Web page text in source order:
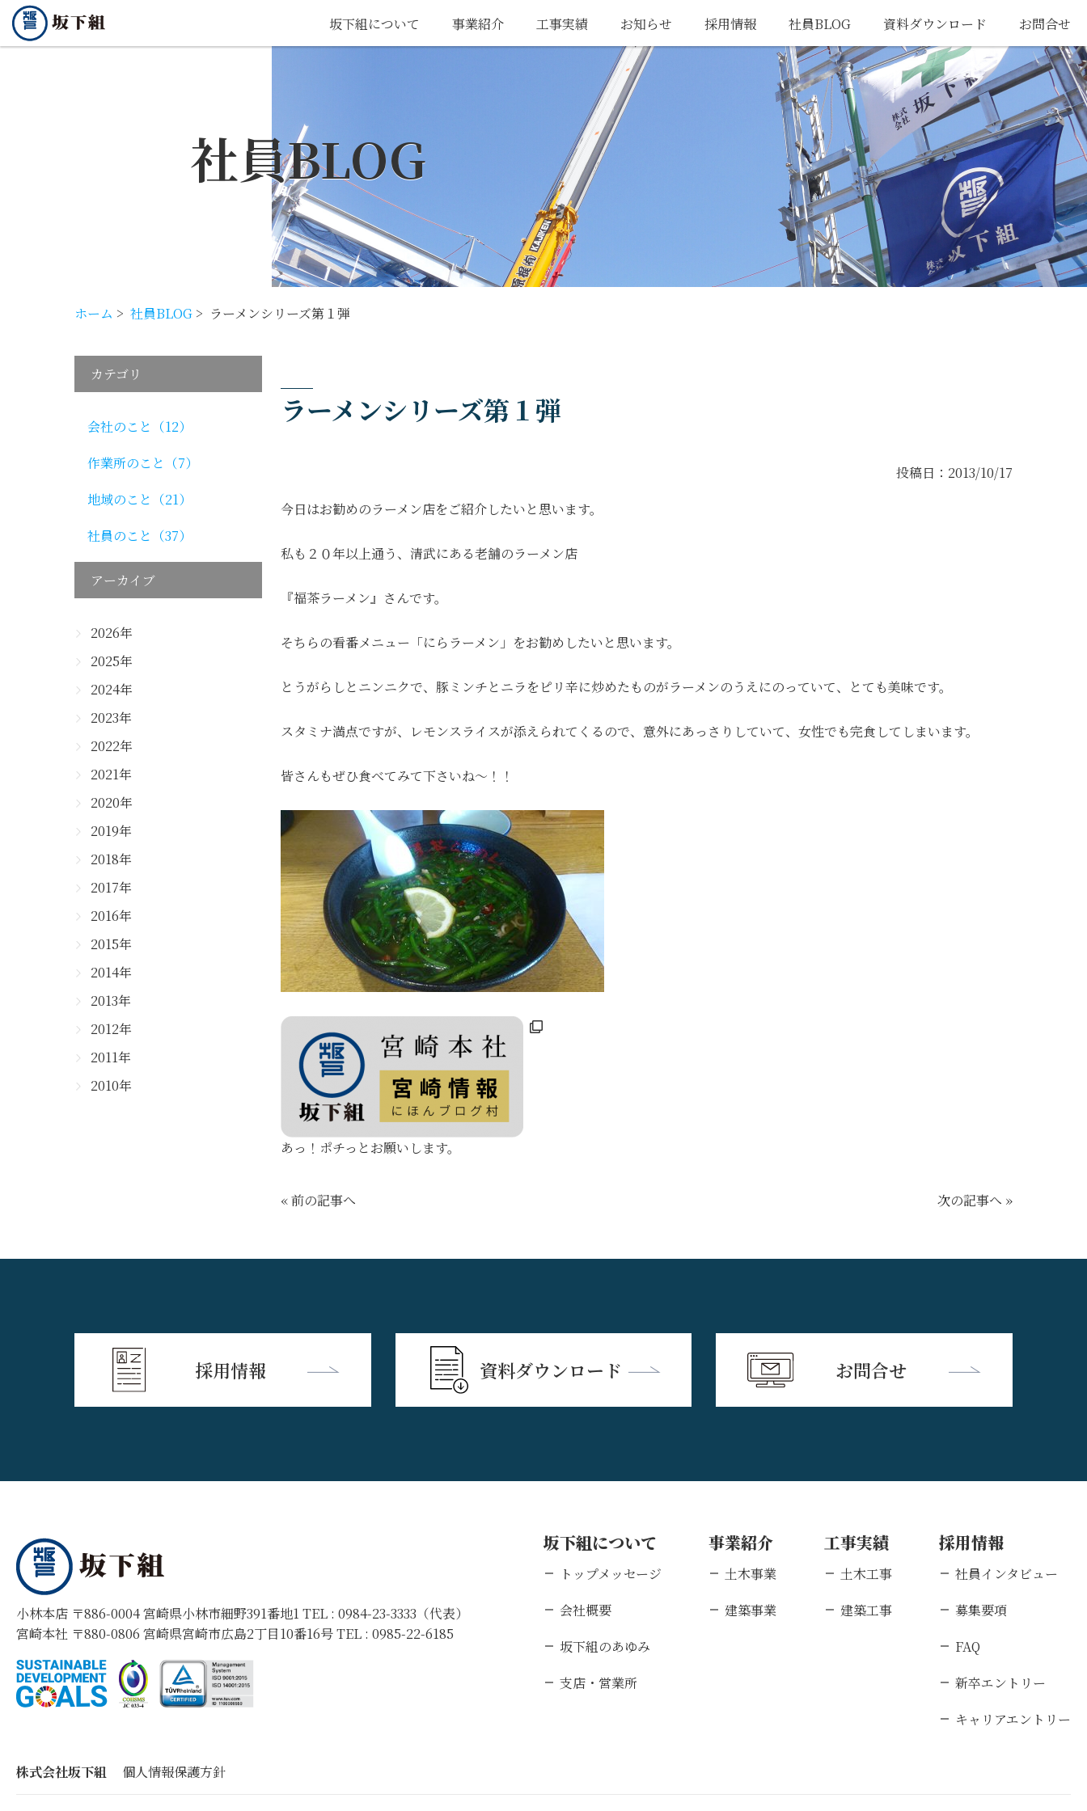
坂下組について 事業紹介 工事実績 お知らせ 採用情報 社員BLOG 資料ダウンロード お問合せ
社員BLOG
ホーム > 社員BLOG > ラーメンシリーズ第１弾
ラーメンシリーズ第１弾
投稿日：2013/10/17
今日はお勧めのラーメン店をご紹介したいと思います。
私も２０年以上通う、清武にある老舗のラーメン店
『福茶ラーメン』さんです。
そちらの看番メニュー「にらラーメン」をお勧めしたいと思います。
とうがらしとニンニクで、豚ミンチとニラをピリ辛に炒めたものがラーメンのうえにのっていて、とても美味です。
スタミナ満点ですが、レモンスライスが添えられてくるので、意外にあっさりしていて、女性でも完食してしまいます。
皆さんもぜひ食べてみて下さいね〜！！
あっ！ポチっとお願いします。
« 前の記事へ 次の記事へ »
カテゴリ
会社のこと（12）
作業所のこと（7）
地域のこと（21）
社員のこと（37）
アーカイブ
2026年
2025年
2024年
2023年
2022年
2021年
2020年
2019年
2018年
2017年
2016年
2015年
2014年
2013年
2012年
2011年
2010年
採用情報 資料ダウンロード お問合せ
小林本店 〒886-0004 宮崎県小林市細野391番地1 TEL : 0984-23-3333（代表）
宮崎本社 〒880-0806 宮崎県宮崎市広島2丁目10番16号 TEL : 0985-22-6185
坂下組について
トップメッセージ
会社概要
坂下組のあゆみ
支店・営業所
事業紹介
土木事業
建築事業
工事実績
土木工事
建築工事
採用情報
社員インタビュー
募集要項
FAQ
新卒エントリー
キャリアエントリー
株式会社坂下組 個人情報保護方針